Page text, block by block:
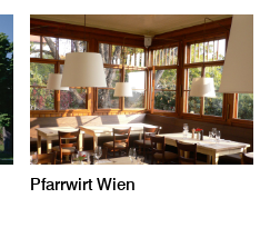
Pfarrwirt Wien